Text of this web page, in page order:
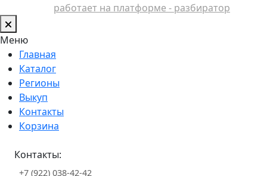
работает на платформе - разбиратор
Меню
Главная
Каталог
Регионы
Выкуп
Контакты
Корзина
Контакты:
+7 (922) 038-42-42